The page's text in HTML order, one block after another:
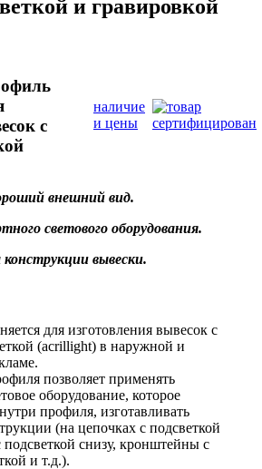
и гравировкой
с
наличие
и цены
внешний вид.
светового оборудования.
вывески.
для изготовления вывесок с
(acrillight) в наружной и
позволяет применять
оборудование, которое
профиля, изготавливать
(на цепочках с подсветкой
подсветкой снизу, кронштейны с
и т.д.).